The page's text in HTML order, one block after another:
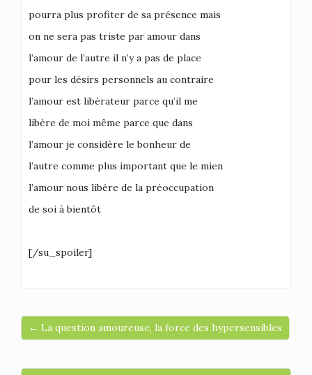
pourra plus profiter de sa présence mais
on ne sera pas triste par amour dans
l’amour de l’autre il n’y a pas de place
pour les désirs personnels au contraire
l’amour est libérateur parce qu’il me
libère de moi même parce que dans
l’amour je considère le bonheur de
l’autre comme plus important que le mien
l’amour nous libère de la préoccupation
de soi à bientôt
[/su_spoiler]
← La question amoureuse, la force des hypersensibles